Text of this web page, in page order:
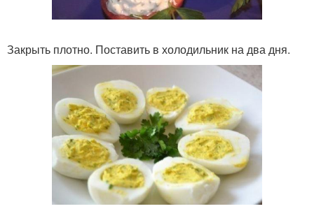
Закрыть плотно. Поставить в холодильник на два дня.